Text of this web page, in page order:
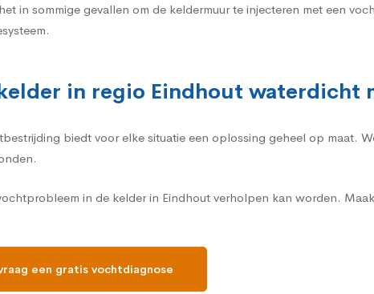
in sommige gevallen om de keldermuur te injecteren met een
in regio Eindhout waterdicht
biedt voor elke situatie een oplossing geheel op maat.
in de kelder in Eindhout verholpen kan worden.
een gratis vochtdiagnose